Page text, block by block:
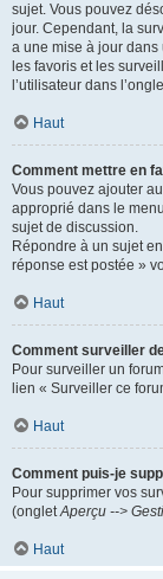
sujet. Vous pouvez
jour. Cependant, la
a une mise à jour
les favoris et les
l’utilisateur dans
Haut
Comment mettre en
Vous pouvez ajouter
approprié dans le
sujet de discussion.
Répondre à un sujet
réponse est postée »
Haut
Comment surveiller
Pour surveiller un
lien « Surveiller ce
Haut
Comment puis-je
Pour supprimer vos
(ongletAperçu -->
Haut